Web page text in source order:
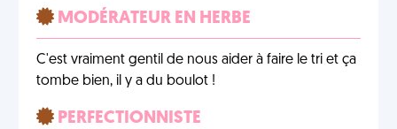
MODÉRATEUR EN HERBE
C'est vraiment gentil de nous aider à faire le tri et ça
tombe bien, il y a du boulot !
PERFECTIONNISTE